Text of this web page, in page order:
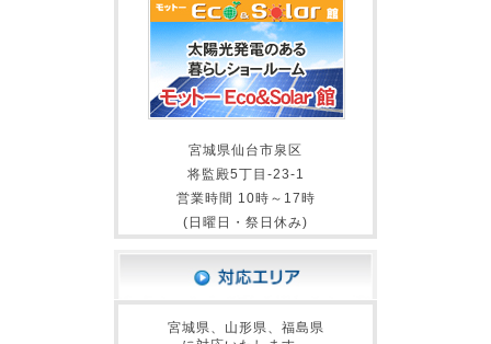
宮城県仙台市泉区
将監殿5丁目-23-1
営業時間 10時～17時
(日曜日・祭日休み)
宮城県、山形県、福島県